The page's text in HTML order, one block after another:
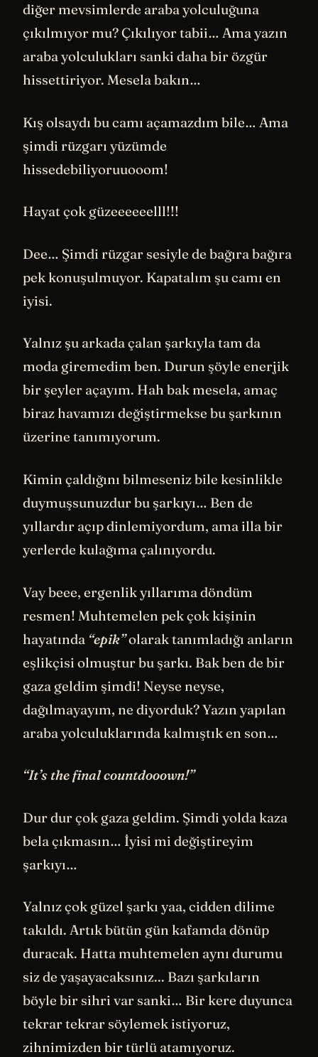
diğer mevsimlerde araba yolculuğuna
çıkılmıyor mu? Çıkılıyor tabii… Ama yazın
araba yolculukları sanki daha bir özgür
hissettiriyor. Mesela bakın…
Kış olsaydı bu camı açamazdım bile… Ama
şimdi rüzgarı yüzümde
hissedebiliyoruuooom!
Hayat çok güzeeeeeelll!!!
Dee… Şimdi rüzgar sesiyle de bağıra bağıra
pek konuşulmuyor. Kapatalım şu camı en
iyisi.
Yalnız şu arkada çalan şarkıyla tam da
moda giremedim ben. Durun şöyle enerjik
bir şeyler açayım. Hah bak mesela, amaç
biraz havamızı değiştirmekse bu şarkının
üzerine tanımıyorum.
Kimin çaldığını bilmeseniz bile kesinlikle
duymuşsunuzdur bu şarkıyı… Ben de
yıllardır açıp dinlemiyordum, ama illa bir
yerlerde kulağıma çalınıyordu.
Vay beee, ergenlik yıllarıma döndüm
resmen! Muhtemelen pek çok kişinin
hayatında “epik”olarak tanımladığı anların
eşlikçisi olmuştur bu şarkı. Bak ben de bir
gaza geldim şimdi! Neyse neyse,
dağılmayayım, ne diyorduk? Yazın yapılan
araba yolculuklarında kalmıştık en son…
“It’s the final countdooown!”
Dur dur çok gaza geldim. Şimdi yolda kaza
bela çıkmasın… İyisi mi değiştireyim
şarkıyı…
Yalnız çok güzel şarkı yaa, cidden dilime
takıldı. Artık bütün gün kafamda dönüp
duracak. Hatta muhtemelen aynı durumu
siz de yaşayacaksınız... Bazı şarkıların
böyle bir sihri var sanki… Bir kere duyunca
tekrar tekrar söylemek istiyoruz,
zihnimizden bir türlü atamıyoruz.